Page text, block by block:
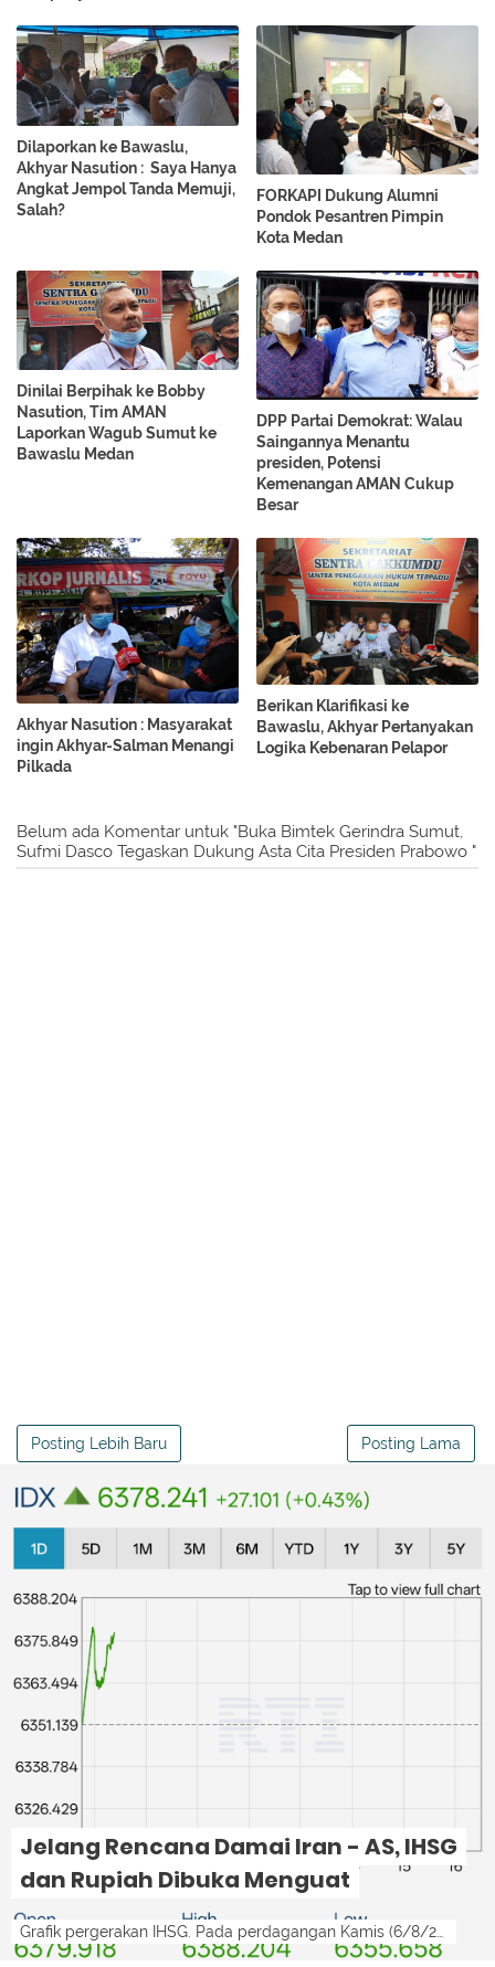
Dilaporkan ke Bawaslu,
Akhyar Nasution : Saya Hanya
Angkat Jempol Tanda Memuji,
Salah?
FORKAPI Dukung Alumni
Pondok Pesantren Pimpin
Kota Medan
Dinilai Berpihak ke Bobby
Nasution, Tim AMAN
Laporkan Wagub Sumut ke
Bawaslu Medan
DPP Partai Demokrat: Walau
Saingannya Menantu
presiden, Potensi
Kemenangan AMAN Cukup
Besar
Akhyar Nasution : Masyarakat
ingin Akhyar-Salman Menangi
Pilkada
Berikan Klarifikasi ke
Bawaslu, Akhyar Pertanyakan
Logika Kebenaran Pelapor
Belum ada Komentar untuk "Buka Bimtek Gerindra Sumut,
Sufmi Dasco Tegaskan Dukung Asta Cita Presiden Prabowo "
Posting Lebih Baru Posting Lama
Jelang Rencana Damai Iran - AS, IHSG
dan Rupiah Dibuka Menguat